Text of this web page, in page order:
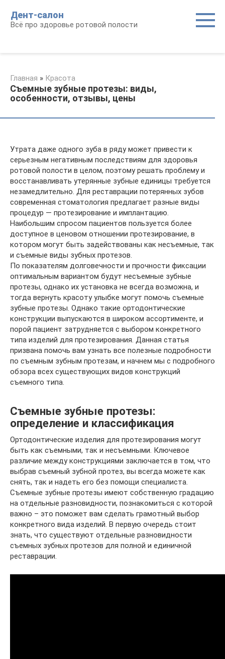
контенту
Дент-салон
Всё про здоровье ротовой полости
Главная » Красота
Съемные зубные протезы: виды,
особенности, отзывы, цены
Утрата даже одного зуба в ряду может привести к
серьезным негативным последствиям для здоровья
ротовой полости в целом, поэтому решать проблему и
восстанавливать утерянные зубные единицы требуется
незамедлительно. Для реставрации потерянных зубов
современная стоматология предлагает разные виды
процедур — протезирование и имплантацию.
Наибольшим спросом пациентов пользуется более
доступное в ценовом отношении протезирование, в
котором могут быть задействованы как несъемные, так
и съемные виды зубных протезов.
По показателям долговечности и прочности фиксации
оптимальным вариантом будут несъемные зубные
протезы, однако их установка не всегда возможна, и
тогда вернуть красоту улыбке могут помочь съемные
зубные протезы. Однако такие ортодонтические
конструкции выпускаются в широком ассортименте, и
порой пациент затрудняется с выбором конкретного
типа изделий для протезирования. Данная статья
призвана помочь вам узнать все полезные подробности
по съемным зубным протезам, и начнем мы с подробного
обзора всех существующих видов конструкций
съемного типа.
Съемные зубные протезы:
определение и классификация
Ортодонтические изделия для протезирования могут
быть как съемными, так и несъемными. Ключевое
различие между конструкциями заключается в том, что
выбрав съемный зубной протез, вы всегда можете как
снять, так и надеть его без помощи специалиста.
Съемные зубные протезы имеют собственную градацию
на отдельные разновидности, познакомиться с которой
важно – это поможет вам сделать грамотный выбор
конкретного вида изделий. В первую очередь стоит
знать, что существуют отдельные разновидности
съемных зубных протезов для полной и единичной
реставрации.